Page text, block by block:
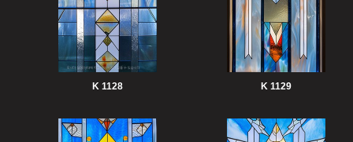
K 1128 K 1129